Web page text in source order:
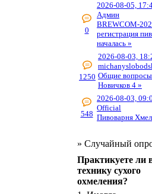
0
2026-08-05,
Админ
BREWCOM-
регистрация
началась »
1250
2026-08-03,
Общие
Новичков 4 »
548
2026-08-03,
Official
Пивоварня
» Случайный
Практикуете ли
технику сухого
охмеления?